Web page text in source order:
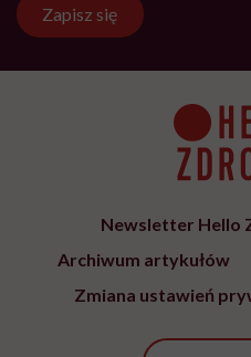
Zapisz się
Newsletter Hello
Archiwum artykułów
Zmiana ustawień